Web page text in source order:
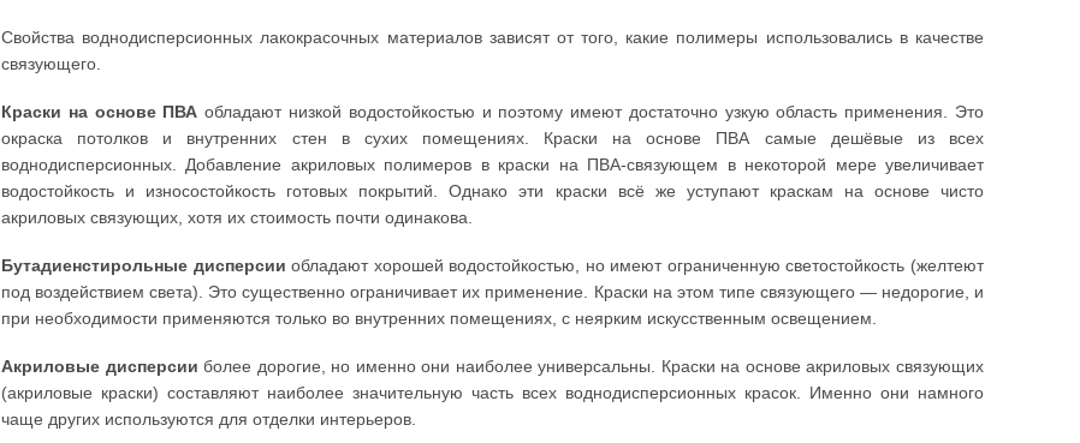
Свойства воднодисперсионных лакокрасочных материалов зависят от того, какие полимеры использовались в качестве
связующего.
Краски на основе ПВА обладают низкой водостойкостью и поэтому имеют достаточно узкую область применения. Это
окраска потолков и внутренних стен в сухих помещениях. Краски на основе ПВА самые дешёвые из всех
воднодисперсионных. Добавление акриловых полимеров в краски на ПВА-связующем в некоторой мере увеличивает
водостойкость и износостойкость готовых покрытий. Однако эти краски всё же уступают краскам на основе чисто
акриловых связующих, хотя их стоимость почти одинакова.
Бутадиенстирольные дисперсии обладают хорошей водостойкостью, но имеют ограниченную светостойкость (желтеют
под воздействием света). Это существенно ограничивает их применение. Краски на этом типе связующего — недорогие, и
при необходимости применяются только во внутренних помещениях, с неярким искусственным освещением.
Акриловые дисперсии более дорогие, но именно они наиболее универсальны. Краски на основе акриловых связующих
(акриловые краски) составляют наиболее значительную часть всех воднодисперсионных красок. Именно они намного
чаще других используются для отделки интерьеров.